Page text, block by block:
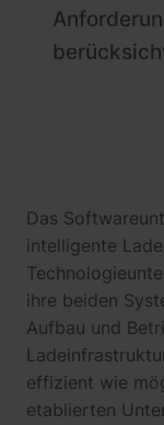
Das
intelligente
ihre beiden
Aufbau und
effizient wie
etablierten